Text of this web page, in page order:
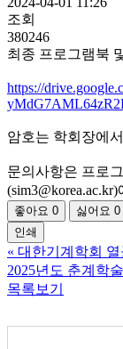
조회
380246
최종 프로그램북
https://
암호는 학회장에
문의사항은 프로
좋아요 0 싫어요 0
인쇄
« 대한기계학회
2025년도 춘계학
목록보기